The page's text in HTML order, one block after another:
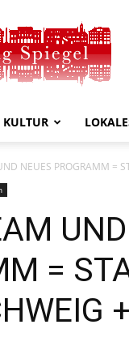
KULTUR
NEUES PROGRAMM =
=